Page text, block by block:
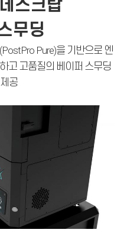
스크탑
무딩
Pure)을 기반으로 엔
고 고품질의 베이퍼 스무딩
공